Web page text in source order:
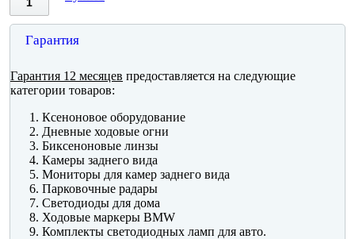
Гарантия
Гарантия 12 месяцев предоставляется на следующие
категории товаров:
Ксеноновое оборудование
Дневные ходовые огни
Биксеноновые линзы
Камеры заднего вида
Мониторы для камер заднего вида
Парковочные радары
Светодиоды для дома
Ходовые маркеры BMW
Комплекты светодиодных ламп для авто.